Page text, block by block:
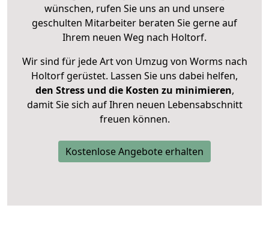
wünschen, rufen Sie uns an und unsere
geschulten Mitarbeiter beraten Sie gerne auf
Ihrem neuen Weg nach Holtorf.
Wir sind für jede Art von Umzug von Worms nach
Holtorf gerüstet. Lassen Sie uns dabei helfen,
den Stress und die Kosten zu minimieren,
damit Sie sich auf Ihren neuen Lebensabschnitt
freuen können.
Kostenlose Angebote erhalten